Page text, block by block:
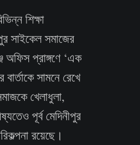
শিক্ষা
সাইকেল সমাজের
অফিস প্রাঙ্গণে ‘এক
সামনে রেখে
খেলাধুলা,
পূর্ব মেদিনীপুর
রয়েছে।